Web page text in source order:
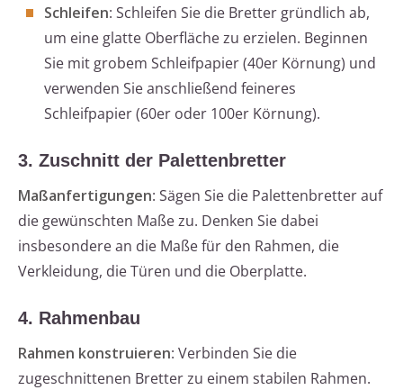
Schleifen: Schleifen Sie die Bretter gründlich ab,
um eine glatte Oberfläche zu erzielen. Beginnen
Sie mit grobem Schleifpapier (40er Körnung) und
verwenden Sie anschließend feineres
Schleifpapier (60er oder 100er Körnung).
3. Zuschnitt der Palettenbretter
Maßanfertigungen: Sägen Sie die Palettenbretter auf
die gewünschten Maße zu. Denken Sie dabei
insbesondere an die Maße für den Rahmen, die
Verkleidung, die Türen und die Oberplatte.
4. Rahmenbau
Rahmen konstruieren: Verbinden Sie die
zugeschnittenen Bretter zu einem stabilen Rahmen.